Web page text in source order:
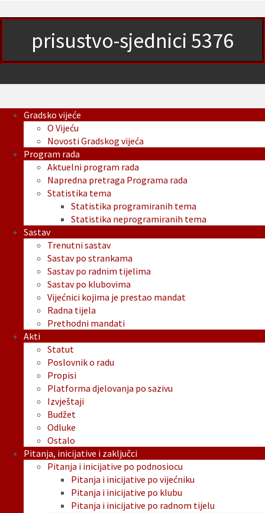
prisustvo-sjednici 5376
Gradsko vijeće
O Vijeću
Novosti Gradskog vijeća
Program rada
Aktuelni program rada
Napredna pretraga Programa rada
Statistika tema
Statistika programiranih tema
Statistika neprogramiranih tema
Sastav
Trenutni sastav
Sastav po strankama
Sastav po radnim tijelima
Sastav po klubovima
Vijećnici kojima je prestao mandat
Radna tijela
Prethodni mandati
Akti
Statut
Poslovnik o radu
Propisi
Platforma djelovanja po sazivu
Izvještaji
Budžet
Odluke
Ostalo
Pitanja, inicijative i zaključci
Pitanja i inicijative po podnosiocu
Pitanja i inicijative po vijećniku
Pitanja i inicijative po klubu
Pitanja i inicijative po radnom tijelu